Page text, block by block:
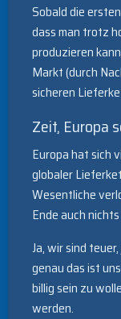
Sobald die
dass man trotz
produzieren
Markt (durch
sicheren
Zeit, Europa
Europa hat sich
globaler
Wesentliche
Ende auch
Ja, wir sind
genau das ist
billig sein zu
werden.